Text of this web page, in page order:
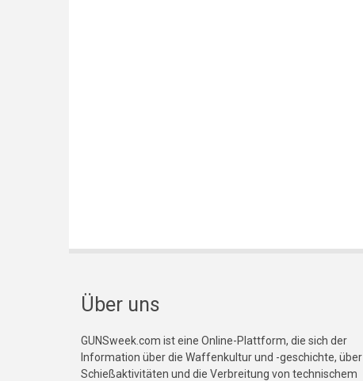
Über uns
GUNSweek.com ist eine Online-Plattform, die sich der
Information über die Waffenkultur und -geschichte, über
Schießaktivitäten und die Verbreitung von technischem